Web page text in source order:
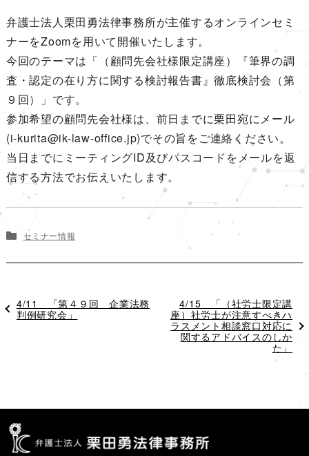
弁護士法人栗田勇法律事務所が主催するオンラインセミ
ナーをZoomを用いて開催いたします。
今回のテーマは「（顧問先会社様限定講座）『筆界の調
査・認定の在り方に関する検討報告書』徹底検討会（第
９回）」です。
参加希望の顧問先会社様は、前日までに栗田宛にメール
(i-kurita@ik-law-office.jp)でその旨をご連絡ください。
当日までにミーティングID及びパスコードをメールを返
信する方法でお伝えいたします。
セミナー情報
過
去
4/11 「第４９回 企業法務
判例研究会」
次
の
投
稿
4/15 「（社労士限定講
座）社労士が注意すべきハ
ラスメント相談窓口対応に
関するアドバイスのしか
た」